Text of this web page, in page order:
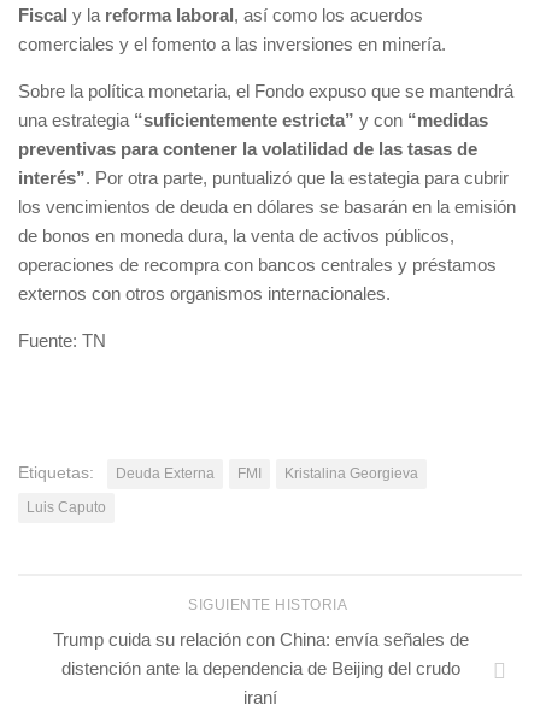
Fiscal y la reforma laboral, así como los acuerdos
comerciales y el fomento a las inversiones en minería.
Sobre la política monetaria, el Fondo expuso que se mantendrá
una estrategia “suficientemente estricta” y con “medidas
preventivas para contener la volatilidad de las tasas de
interés”. Por otra parte, puntualizó que la estategia para cubrir
los vencimientos de deuda en dólares se basarán en la emisión
de bonos en moneda dura, la venta de activos públicos,
operaciones de recompra con bancos centrales y préstamos
externos con otros organismos internacionales.
Fuente: TN
Etiquetas: Deuda Externa FMI
Kristalina Georgieva
Luis Caputo
SIGUIENTE HISTORIA
Trump cuida su relación con China: envía señales de
distención ante la dependencia de Beijing del crudo
iraní